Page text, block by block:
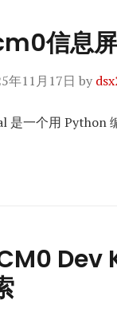
信息
年11月17日 by
是一个用 Python
Dev